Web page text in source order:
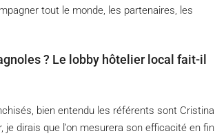
tout le monde, les partenaires, les
? Le lobby hôtelier local fait-il
bien entendu les référents sont Cristina
dirais que l’on mesurera son efficacité en fin